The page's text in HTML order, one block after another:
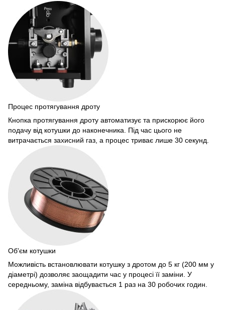
Процес протягування дроту
Кнопка протягування дроту автоматизує та прискорює його
подачу від котушки до наконечника. Під час цього не
витрачається захисний газ, а процес триває лише 30 секунд.
Об'єм котушки
Можливість встановлювати котушку з дротом до 5 кг (200 мм у
діаметрі) дозволяє заощадити час у процесі її заміни. У
середньому, заміна відбувається 1 раз на 30 робочих годин.